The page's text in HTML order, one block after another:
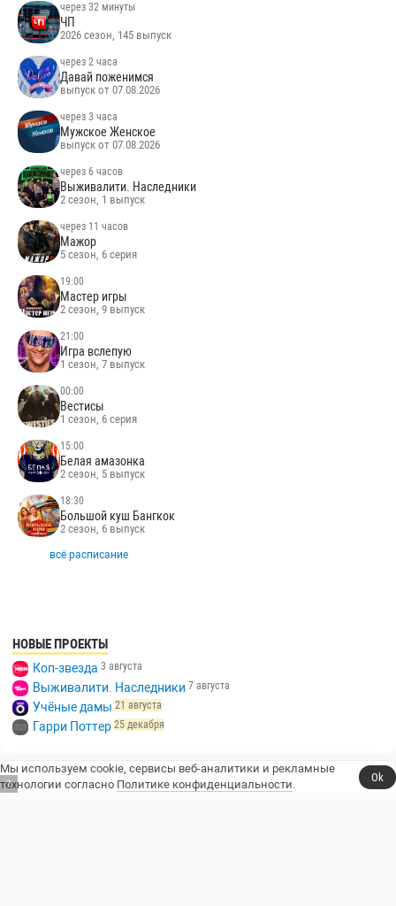
через 32 минуты
ЧП
2026 сезон, 145 выпуск
через 2 часа
Давай поженимся
выпуск от 07.08.2026
через 3 часа
Мужское Женское
выпуск от 07.08.2026
через 6 часов
Выживалити. Наследники
2 сезон, 1 выпуск
через 11 часов
Мажор
5 сезон, 6 серия
19:00
Мастер игры
2 сезон, 9 выпуск
21:00
Игра вслепую
1 сезон, 7 выпуск
00:00
Вестисы
1 сезон, 6 серия
15:00
Белая амазонка
2 сезон, 5 выпуск
18:30
Большой куш Бангкок
2 сезон, 6 выпуск
всё расписание
НОВЫЕ ПРОЕКТЫ
Коп-звезда 3 августа
Выживалити. Наследники 7 августа
Учёные дамы 21 августа
Гарри Поттер 25 декабря
Сериалы, юмор и стендап.
Мы используем cookie, сервисы веб-аналитики и рекламные
технологии согласно Политике конфиденциальности.
Ok
6